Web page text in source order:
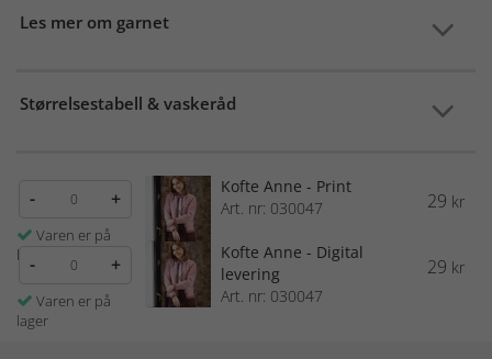
Les mer om garnet
Størrelsestabell & vaskeråd
- +
Varen er på
lager
Kofte Anne - Print
Art. nr: 030047
29 kr
- +
Varen er på
lager
Kofte Anne - Digital
levering
Art. nr: 030047
29 kr